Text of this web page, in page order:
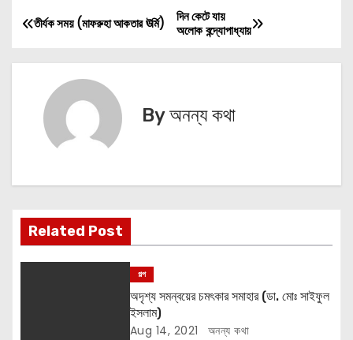
P
o
a
v
i
দিন কেটে যায়
অলোক বন্দ্যোপাধ্যায়
তীর্যক সময় (মাফরুহা আকতার ঊর্মি)
Byঅনন্য কথা
Related Post
গল্প
অদৃশ্য সমন্বয়ের চমৎকার সমাহার (ডা. মোঃ সাইফুল
ইসলাম)
Aug 14, 2021 অনন্য কথা